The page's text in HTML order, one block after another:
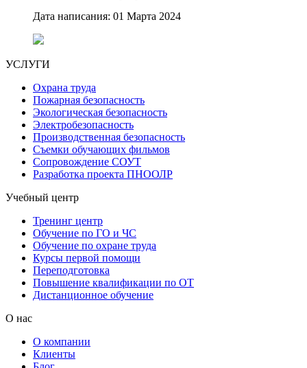
Дата написания: 01 Марта 2024
УСЛУГИ
Охрана труда
Пожарная безопасность
Экологическая безопасность
Электробезопасность
Производственная безопасность
Съемки обучающих фильмов
Сопровождение СОУТ
Разработка проекта ПНООЛР
Учебный центр
Тренинг центр
Обучение по ГО и ЧС
Обучение по охране труда
Курсы первой помощи
Переподготовка
Повышение квалификации по ОТ
Дистанционное обучение
О нас
О компании
Клиенты